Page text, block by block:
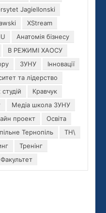
Jagiellonski
XStream
Анатомія бізнесу
В РЕЖИМІ ХАОСУ
ЗУНУ
Інновації
та лідерство
Кравчук
Медіа школа ЗУНУ
проект
Освіта
Тернопіль
ТН\
Тренінг